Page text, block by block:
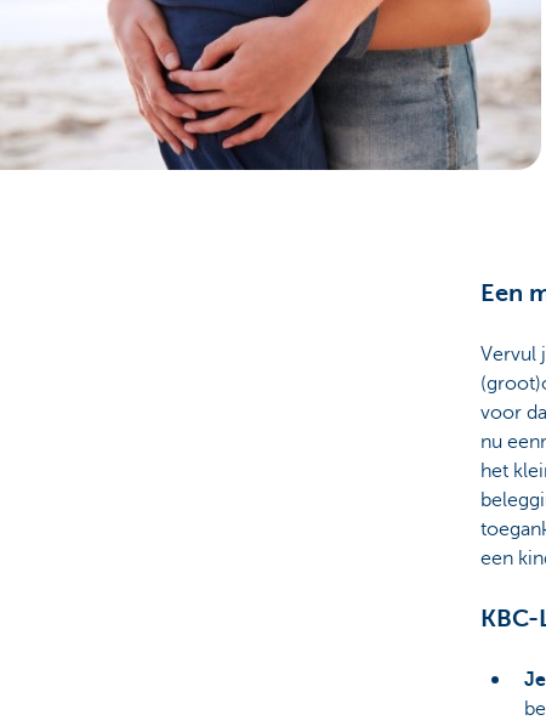
Particulieren
Een
Vervul
voor
nu
het
een